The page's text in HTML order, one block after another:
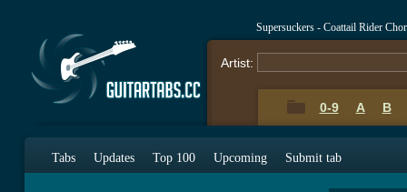
Supersuckers - Coattail Rider
Artist:
0-9 A B
Tabs Updates Top 100 Upcoming Submit tab